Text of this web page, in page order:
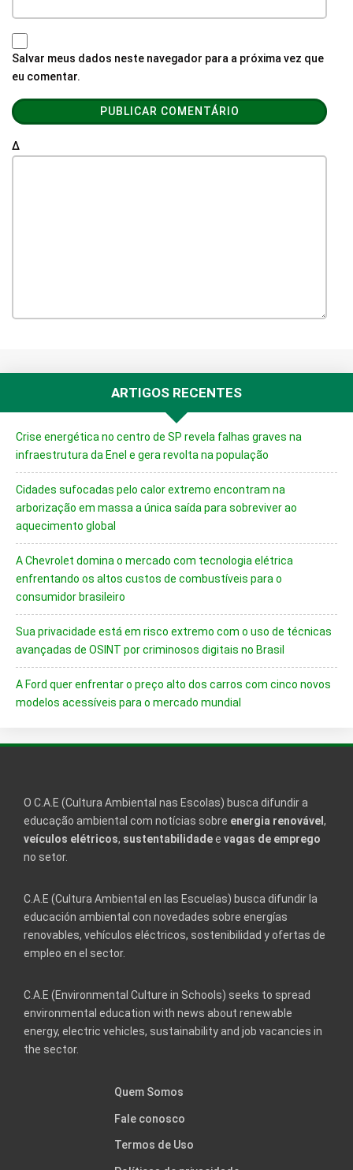
Salvar meus dados neste navegador para a próxima vez que
eu comentar.
Δ
ARTIGOS RECENTES
Crise energética no centro de SP revela falhas graves na
infraestrutura da Enel e gera revolta na população
Cidades sufocadas pelo calor extremo encontram na
arborização em massa a única saída para sobreviver ao
aquecimento global
A Chevrolet domina o mercado com tecnologia elétrica
enfrentando os altos custos de combustíveis para o
consumidor brasileiro
Sua privacidade está em risco extremo com o uso de técnicas
avançadas de OSINT por criminosos digitais no Brasil
A Ford quer enfrentar o preço alto dos carros com cinco novos
modelos acessíveis para o mercado mundial
O C.A.E (Cultura Ambiental nas Escolas) busca difundir a
educação ambiental com notícias sobre energia renovável ,
veículos elétricos, sustentabilidadee vagas de emprego
no setor.
C.A.E (Cultura Ambiental en las Escuelas) busca difundir la
educación ambiental con novedades sobre energías
renovables, vehículos eléctricos, sostenibilidad y ofertas de
empleo en el sector.
C.A.E (Environmental Culture in Schools) seeks to spread
environmental education with news about renewable
energy, electric vehicles, sustainability and job vacancies in
the sector.
Quem Somos
Fale conosco
Termos de Uso